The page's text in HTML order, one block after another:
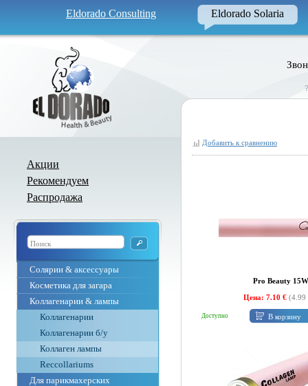
Eldorado Consulting Eldorado Solaria
Акции
Рекомендуем
Распродажа
Солярии & аксессуары
Косметика для загара
Коллагенарии & лампы
Коллагенарии
Коллагенарии б/у
Коллаген лампы
Reccollariums
Для парикмахерских
Добавить к сравнению
Pro Beauty 15W
Цена: 7.10 € (4.99
Доступно В корзину